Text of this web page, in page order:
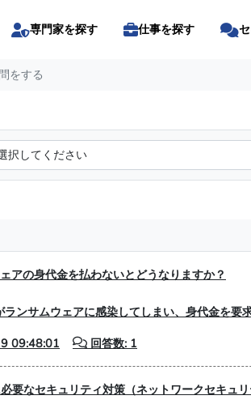
専門家を探す 仕事を探す
をする
アの身代金を払わないとどうなりますか？
ンサムウェアに感染してしまい、身代金を要
09:48:01
回答数: 1
要なセキュリティ対策（ネットワークセキュ